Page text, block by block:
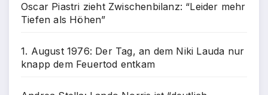
Oscar Piastri zieht Zwischenbilanz: “Leider mehr
Tiefen als Höhen”
1. August 1976: Der Tag, an dem Niki Lauda nur
knapp dem Feuertod entkam